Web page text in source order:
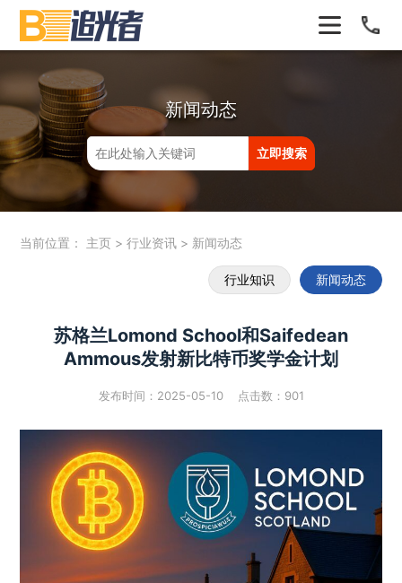
新闻动态
当前位置： 主页 >行业资讯 > 新闻动态
行业知识 新闻动态
苏格兰Lomond School和Saifedean
Ammous发射新比特币奖学金计划
发布时间：2025-05-10 点击数： 901